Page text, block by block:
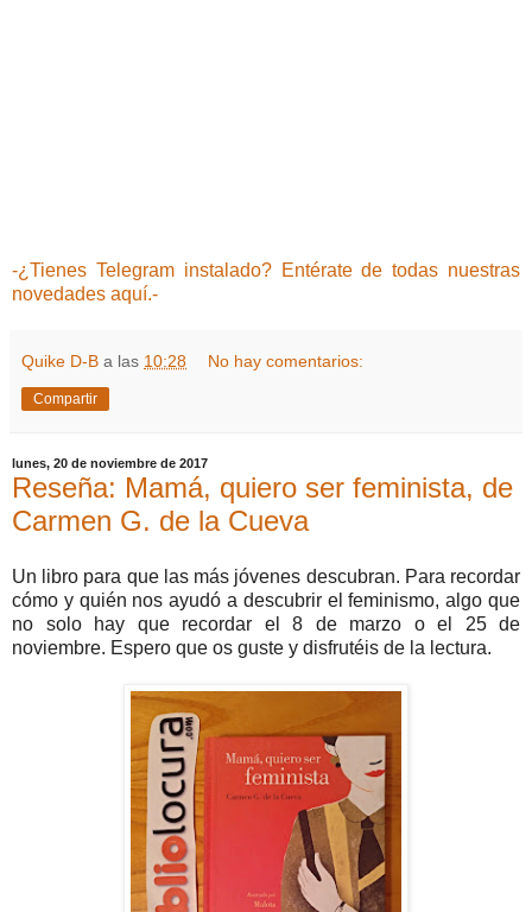
-¿Tienes Telegram instalado? Entérate de todas nuestras
novedades aquí.-
Quike D-B a las 10:28 No hay comentarios:
Compartir
lunes, 20 de noviembre de 2017
Reseña: Mamá, quiero ser feminista, de
Carmen G. de la Cueva
Un libro para que las más jóvenes descubran. Para recordar
cómo y quién nos ayudó a descubrir el feminismo, algo que
no solo hay que recordar el 8 de marzo o el 25 de
noviembre. Espero que os guste y disfrutéis de la lectura.